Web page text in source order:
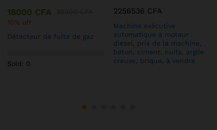
18000 CFA
10% off
Détecteur de fuite de gaz
Sold: 0
2256536 CFA
Machine exécutive
automatique à moteur
diesel, prix de la machine,
béton, ciment, nuits, argile
creuse, brique, à vendre